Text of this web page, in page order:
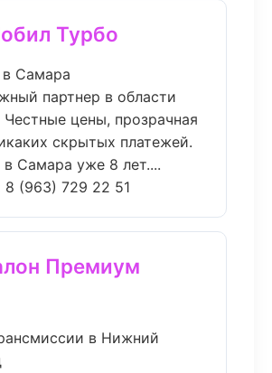
Турбо
в Самара
партнер в области
Честные цены, прозрачная
скрытых платежей.
в Самара уже 8 лет....
8 (963) 729 22 51
Премиум
в Нижний